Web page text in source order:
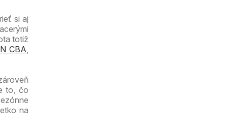
si aj
totiž
CBA,
to, čo
na